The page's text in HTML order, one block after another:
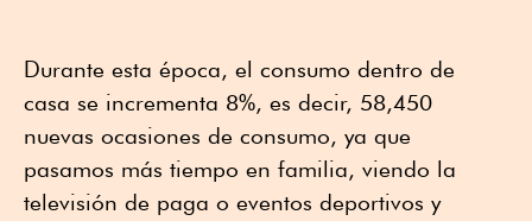
Durante esta época, el consumo dentro de
casa se incrementa 8%, es decir, 58,450
nuevas ocasiones de consumo, ya que
pasamos más tiempo en familia, viendo la
televisión de paga o eventos deportivos y